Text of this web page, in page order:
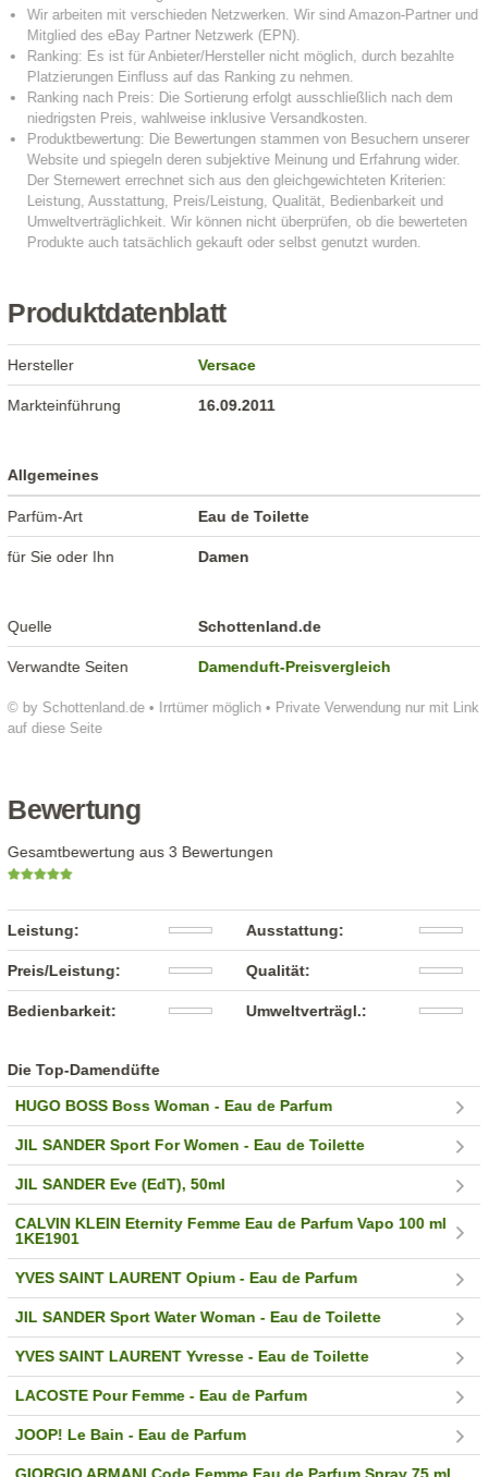
Produktdatenblatt
© by Schottenland.de • Irrtümer möglich • Private Verwendung nur mit Link
auf diese Seite
Hersteller Versace
Markteinführung 16.09.2011
Allgemeines
Parfüm-Art Eau de Toilette
für Sie oder Ihn Damen
Quelle Schottenland.de
Verwandte Seiten Damenduft-Preisvergleich
Bewertung
Gesamtbewertung aus 3 Bewertungen
Leistung: Ausstattung:
Preis/Leistung: Qualität:
Bedienbarkeit: Umweltverträgl.:
Die Top-Damendüfte
HUGO BOSS Boss Woman - Eau de Parfum
JIL SANDER Sport For Women - Eau de Toilette
JIL SANDER Eve (EdT), 50ml
CALVIN KLEIN Eternity Femme Eau de Parfum Vapo 100 ml
1KE1901
YVES SAINT LAURENT Opium - Eau de Parfum
JIL SANDER Sport Water Woman - Eau de Toilette
YVES SAINT LAURENT Yvresse - Eau de Toilette
LACOSTE Pour Femme - Eau de Parfum
JOOP! Le Bain - Eau de Parfum